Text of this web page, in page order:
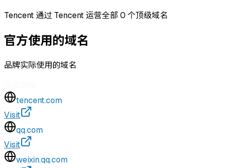
Tencent 通过 Tencent 运营全部 0 个顶级域名
官方使用的域名
品牌实际使用的域名
tencent.com
Visit
qq.com
Visit
weixin.qq.com